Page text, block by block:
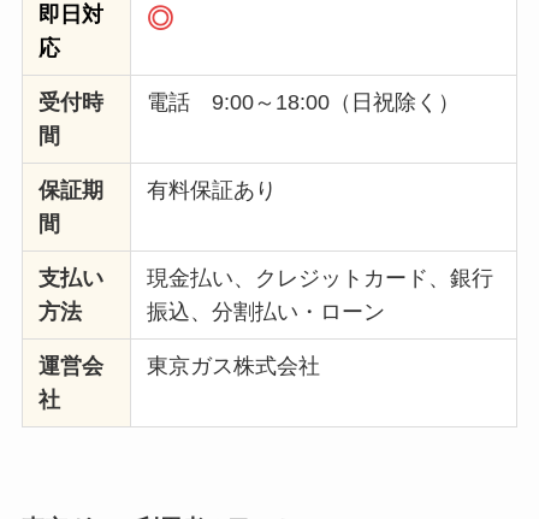
即日対
応
◎
受付時
間
電話 9:00～18:00（日祝除く）
保証期
間
有料保証あり
支払い
方法
現金払い、クレジットカード、銀行
振込、分割払い・ローン
運営会
社
東京ガス株式会社